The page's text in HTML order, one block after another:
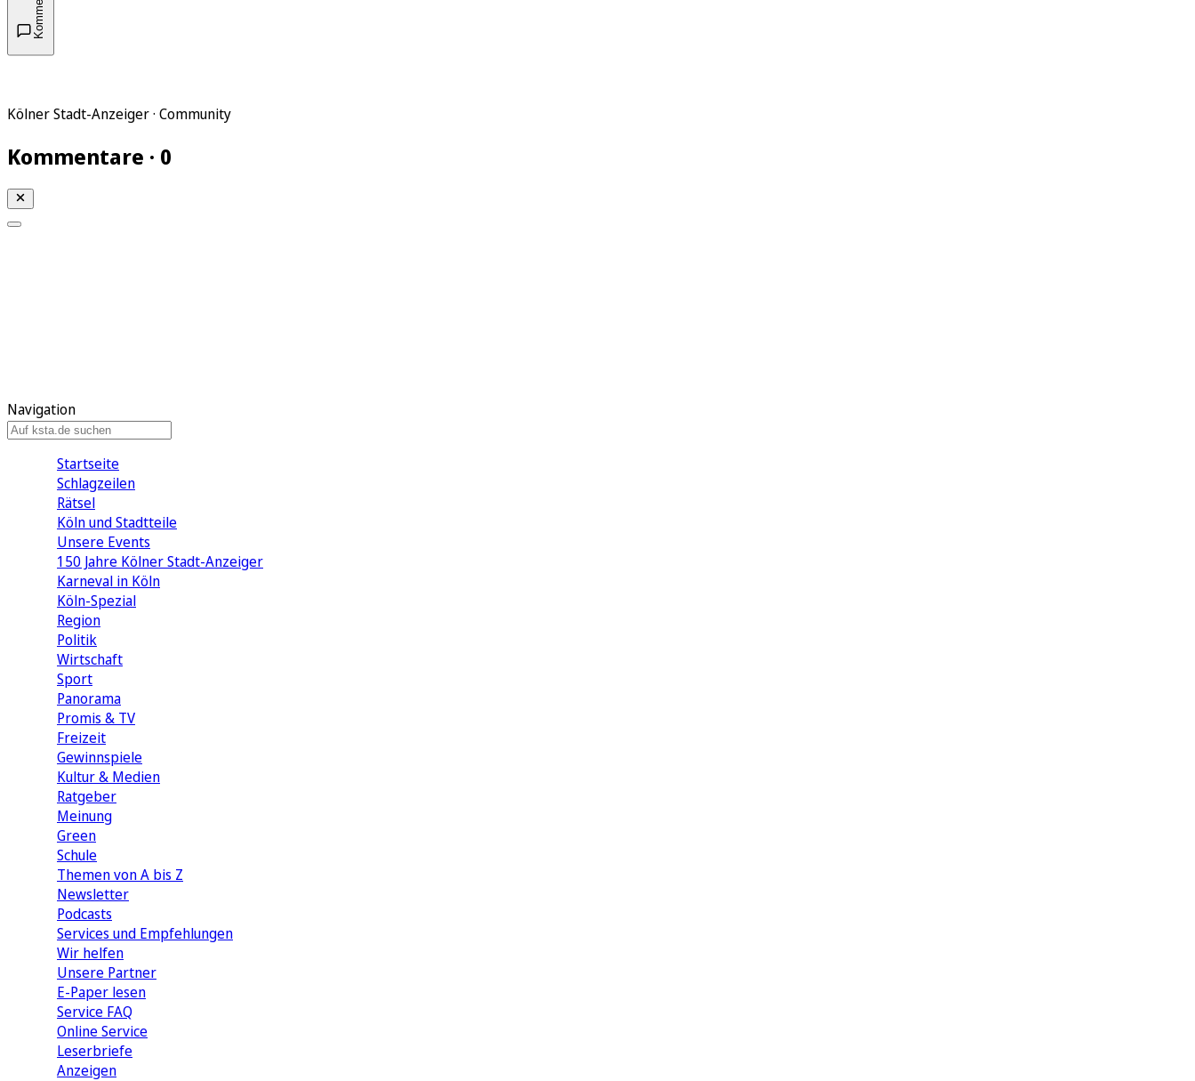
Kölner Stadt-Anzeiger · Community
Kommentare · 0
Navigation
Startseite
Schlagzeilen
Rätsel
Köln und Stadtteile
Unsere Events
150 Jahre Kölner Stadt-Anzeiger
Karneval in Köln
Köln-Spezial
Region
Politik
Wirtschaft
Sport
Panorama
Promis & TV
Freizeit
Gewinnspiele
Kultur & Medien
Ratgeber
Meinung
Green
Schule
Themen von A bis Z
Newsletter
Podcasts
Services und Empfehlungen
Wir helfen
Unsere Partner
E-Paper lesen
Service FAQ
Online Service
Leserbriefe
Anzeigen